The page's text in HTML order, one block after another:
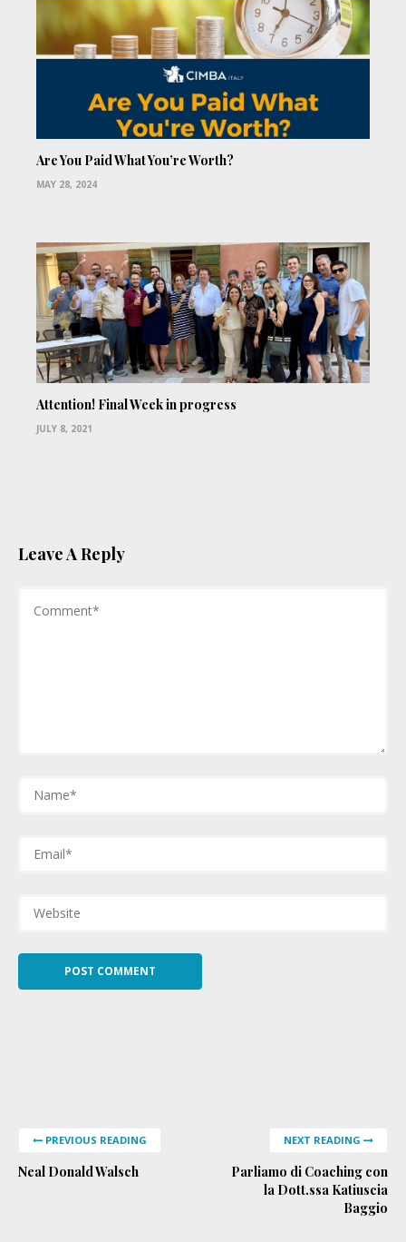
Are You Paid What You’re Worth?
MAY 28, 2024
Attention! Final Week in progress
JULY 8, 2021
Leave A Reply
PREVIOUS READING
Neal Donald Walsch
NEXT READING
Parliamo di Coaching con
la Dott.ssa Katiuscia
Baggio